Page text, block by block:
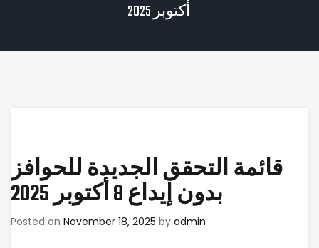
أكتوبر 2025
قائمة التحقق الجديدة للحوافز
بدون إيداع 8 أكتوبر 2025
Posted on November 18, 2025 by admin